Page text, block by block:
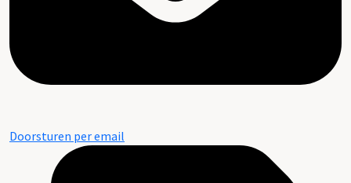
Doorsturen per email